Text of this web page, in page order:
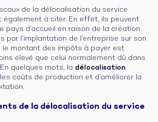
de la délocalisation du service
également à citer. En effet, ils peuvent
pays d’accueil en raison de la création
par l’implantation de l’entreprise sur son
le montant des impôts à payer est
élevé que celui normalement dû dans
quelques mots, la délocalisation
coûts de production et d’améliorer la
de la délocalisation du service